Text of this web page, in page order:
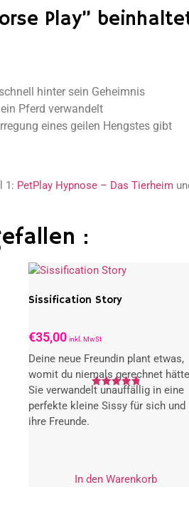
Play”
hinter sein Geheimnis
Pferd verwandelt
eines geilen Hengstes gibt
1: PetPlay Hypnose – Das Tierheim
:
Sissification Story
Bewertet
mit
4.83
€35,00 inkl. MwSt
Deine neue Freundin plant etwas,
womit du niemals gerechnet
Sie verwandelt unauffällig in eine
perfekte kleine Sissy für sich und
ihre Freunde.
In den Warenkorb